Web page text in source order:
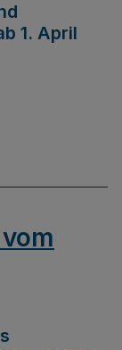
1. April